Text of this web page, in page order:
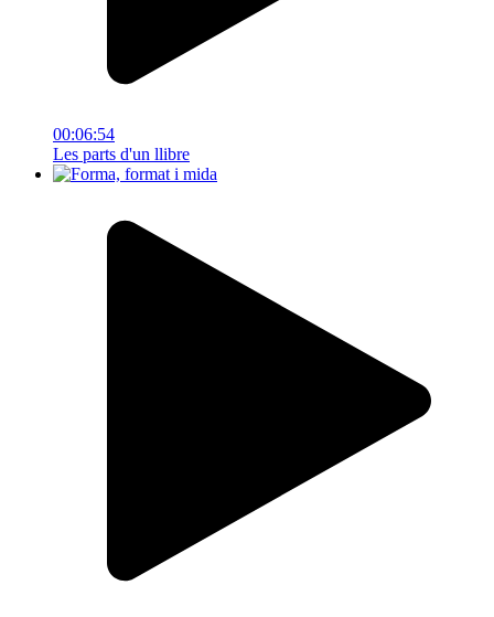
00:06:54
Les parts d'un llibre